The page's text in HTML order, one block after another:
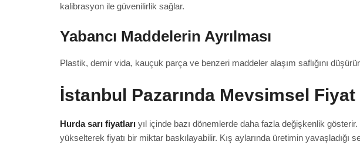
kalibrasyon ile güvenilirlik sağlar.
Yabancı Maddelerin Ayrılması
Plastik, demir vida, kauçuk parça ve benzeri maddeler alaşım saflığını
İstanbul Pazarında Mevsimsel Fiyat
Hurda sarı fiyatları yıl içinde bazı dönemlerde daha fazla değişkenlik
yükselterek fiyatı bir miktar baskılayabilir. Kış aylarında üretimin yavaşladığı